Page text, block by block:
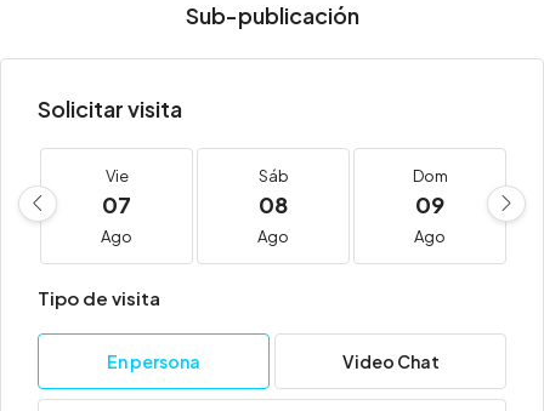
Sub-publicación
Solicitar visita
Vie
07
Ago
Sáb
08
Ago
Dom
09
Ago
Tipo de visita
En persona Video Chat